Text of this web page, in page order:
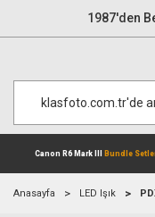
1987'den
Anasayfa LED Işık